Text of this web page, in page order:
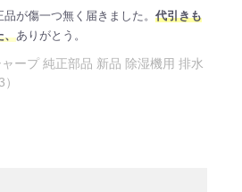
が傷一つ無く届きました。 代引きも
、ありがとう。
ープ 純正部品 新品 除湿機用 排水